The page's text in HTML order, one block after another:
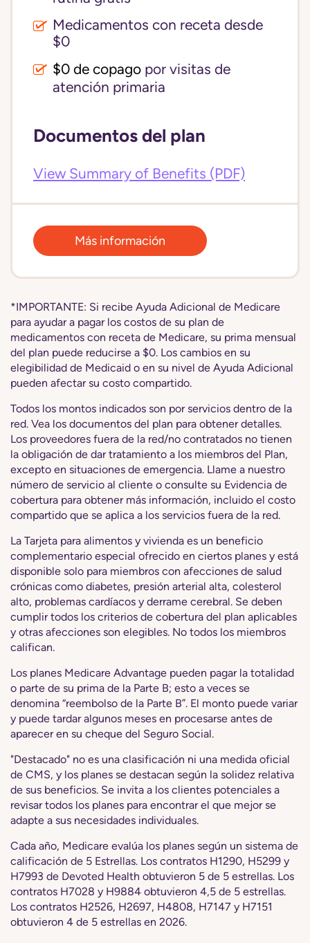
Medicamentos con receta desde
$0
$0 de copago por visitas de
atención primaria
Documentos del plan
View Summary of Benefits (PDF)
Más información
*IMPORTANTE: Si recibe Ayuda Adicional de Medicare
para ayudar a pagar los costos de su plan de
medicamentos con receta de Medicare, su prima mensual
del plan puede reducirse a $0. Los cambios en su
elegibilidad de Medicaid o en su nivel de Ayuda Adicional
pueden afectar su costo compartido.
Todos los montos indicados son por servicios dentro de la
red. Vea los documentos del plan para obtener detalles.
Los proveedores fuera de la red/no contratados no tienen
la obligación de dar tratamiento a los miembros del Plan,
excepto en situaciones de emergencia. Llame a nuestro
número de servicio al cliente o consulte su Evidencia de
cobertura para obtener más información, incluido el costo
compartido que se aplica a los servicios fuera de la red.
La Tarjeta para alimentos y vivienda es un beneficio
complementario especial ofrecido en ciertos planes y está
disponible solo para miembros con afecciones de salud
crónicas como diabetes, presión arterial alta, colesterol
alto, problemas cardíacos y derrame cerebral. Se deben
cumplir todos los criterios de cobertura del plan aplicables
y otras afecciones son elegibles. No todos los miembros
califican.
Los planes Medicare Advantage pueden pagar la totalidad
o parte de su prima de la Parte B; esto a veces se
denomina “reembolso de la Parte B”. El monto puede variar
y puede tardar algunos meses en procesarse antes de
aparecer en su cheque del Seguro Social.
"Destacado" no es una clasificación ni una medida oficial
de CMS, y los planes se destacan según la solidez relativa
de sus beneficios. Se invita a los clientes potenciales a
revisar todos los planes para encontrar el que mejor se
adapte a sus necesidades individuales.
Cada año, Medicare evalúa los planes según un sistema de
calificación de 5 Estrellas. Los contratos H1290, H5299 y
H7993 de Devoted Health obtuvieron 5 de 5 estrellas. Los
contratos H7028 y H9884 obtuvieron 4,5 de 5 estrellas.
Los contratos H2526, H2697, H4808, H7147 y H7151
obtuvieron 4 de 5 estrellas en 2026.